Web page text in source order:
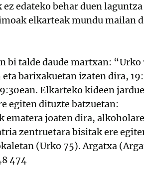
edateko behar duen
elkarteak mundu mailan
bi talde daude martxan: “Urko
barixakuetan izaten dira,
Elkarteko kideen
egiten dituzte batzuetan:
ematera joaten dira,
zentruetara bisitak ere
(Urko 75). Argatxa
474